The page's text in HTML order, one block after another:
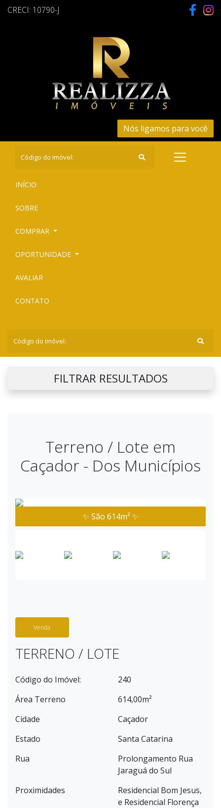
CRECI: 10790-J
Nós ligamos para você
INÍCIO
SOBRE(CURRENT)
COMPRAR
OPORTUNIDADE
AVALIAR
CONTATO
FILTRAR RESULTADOS
Terreno / Lote em
Caçador - Dos Municípios
✨ São 614m² ✨
Venda
TERRENO / LOTE
Código do Imóvel:
240
Área Terreno
614,00m²
Cidade
Caçador
Estado
Santa Catarina
Rua
Prolongamento Rua
Jaraguá do Sul
Proximidades
Residencial Bom Jesus,
e Residencial Florença